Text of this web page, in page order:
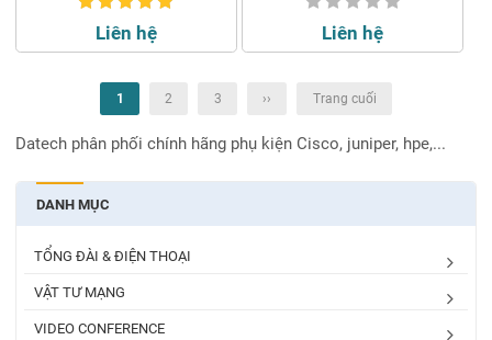
DANH MỤC
TỔNG ĐÀI & ĐIỆN THOẠI
VẬT TƯ MẠNG
VIDEO CONFERENCE
Liên hệ Liên hệ
1 2 3 ›› Trang cuối
Datech phân phối chính hãng phụ kiện Cisco, juniper, hpe,...